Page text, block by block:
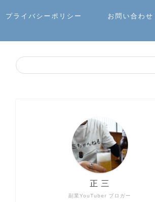
プライバシーポリシー お問い合わせ
副業YouTuber ブロガー
正 三